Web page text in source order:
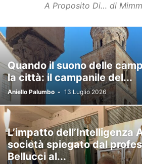
FUORI DAGLI SCHERMI GIUBBE ROSSE
IMPATTO 2.0 ITALIA CAPOVOLTA
MANGIARE SANO MOTORI NELLA
PANE RAFFERMO: CONSIDERAZIONI INATTUALI
UZBEKISTAN WOMEN NEWS
A Proposito Di… di
Quando il suono delle
la città: il campanile del...
Aniello Palumbo - 13 Luglio 2026
L’impatto dell’Intelligenza
società spiegato dal
Bellucci al...